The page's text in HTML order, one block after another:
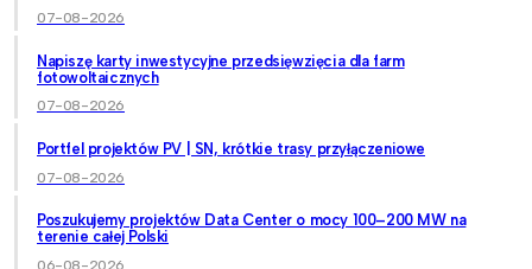
07-08-2026
Napiszę karty inwestycyjne przedsięwzięcia dla farm
fotowoltaicznych
07-08-2026
Portfel projektów PV | SN, krótkie trasy przyłączeniowe
07-08-2026
Poszukujemy projektów Data Center o mocy 100–200 MW na
terenie całej Polski
06-08-2026